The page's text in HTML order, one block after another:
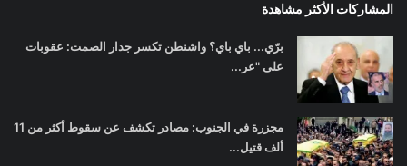
المشاركات الأكثر مشاهدة
برّي... باي باي؟ واشنطن تكسر جدار الصمت: عقوبات
على "عر...
مجزرة في الجنوب: مصادر تكشف عن سقوط أكثر من 11
ألف قتيل...